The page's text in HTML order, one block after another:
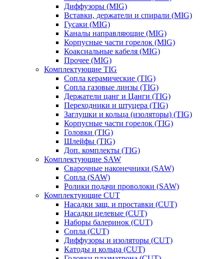
Диффузоры (MIG)
Вставки, держатели и спирали (MIG)
Гусаки (MIG)
Каналы направляющие (MIG)
Корпусные части горелок (MIG)
Коаксиальные кабеля (MIG)
Прочее (MIG)
Комплектующие TIG
Сопла керамические (TIG)
Сопла газовые линзы (TIG)
Держатели цанг и Цанги (TIG)
Переходники и штуцера (TIG)
Заглушки и кольца (изоляторы) (TIG)
Корпусные части горелок (TIG)
Головки (TIG)
Шлейфы (TIG)
Доп. комплекты (TIG)
Комплектующие SAW
Сварочные наконечники (SAW)
Сопла (SAW)
Ролики подачи проволоки (SAW)
Комплектующие CUT
Насадки защ. и проставки (CUT)
Насадки целевые (CUT)
Наборы балеринок (CUT)
Сопла (CUT)
Диффузоры и изоляторы (CUT)
Катоды и кольца (CUT)